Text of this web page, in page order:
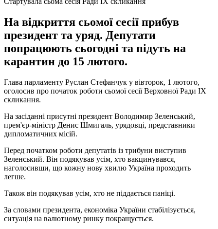
На відкриття сьомої сесії прибув
президент та уряд. Депутати
попрацюють сьогодні та підуть на
карантин до 15 лютого.
Глава парламенту Руслан Стефанчук у вівторок, 1 лютого,
оголосив про початок роботи сьомої сесії Верховної Ради ІХ
скликання.
На засіданні присутні президент Володимир Зеленський,
прем'єр-міністр Денис Шмигаль, урядовці, представники
дипломатичних місій.
Перед початком роботи депутатів із трибуни виступив
Зеленський. Він подякував усім, хто вакцинувався,
наголосивши, що кожну нову хвилю Україна проходить
легше.
Також він подякував усім, хто не піддається паніці.
За словами президента, економіка України стабілізується,
ситуація на валютному ринку покращується.